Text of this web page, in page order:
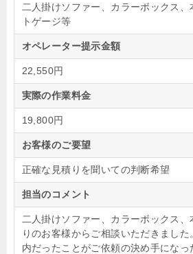
二人掛けソファー、カラーボックス、
トゲージ等
オペレーター提示金額
22,550円
実際の作業料金
19,800円
お客様のご要望
正確な見積りを聞いての判断希望
担当のコメント
二人掛けソファー、カラーボックス、
りのお客様からご相談いただきまし
内だったことがご依頼の決め手になっ